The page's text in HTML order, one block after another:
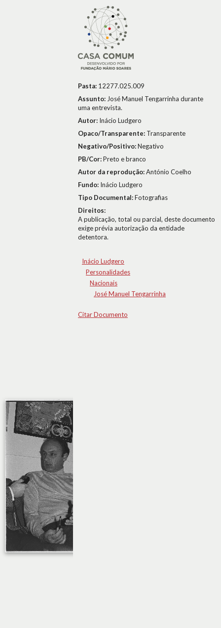
Pasta: 12277.025.009
Assunto: José Manuel Tengarrinha durante
uma entrevista.
Autor: Inácio Ludgero
Opaco/Transparente: Transparente
Negativo/Positivo:Negativo
PB/Cor:Preto e branco
Autor da reprodução:António Coelho
Fundo: Inácio Ludgero
Tipo Documental:Fotografias
Direitos:
A publicação, total ou parcial, deste documento
exige prévia autorização da entidade
detentora.
Inácio Ludgero
Personalidades
Nacionais
José Manuel Tengarrinha
Citar Documento